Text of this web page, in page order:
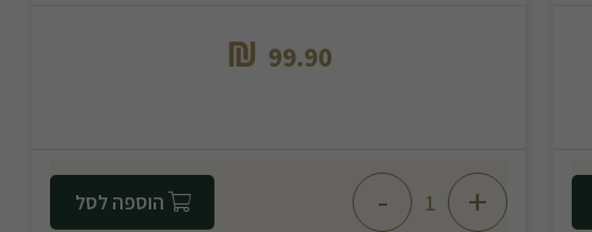
99.90
₪
+
-